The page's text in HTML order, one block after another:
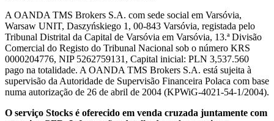
A OANDA TMS Brokers S.A. com sede social em Varsóvia,
Warsaw UNIT, Daszyńskiego 1, 00-843 Varsóvia, registada pelo
Tribunal Distrital da Capital de Varsóvia em Varsóvia, 13.ª Divisão
Comercial do Registo do Tribunal Nacional sob o número KRS
0000204776, NIP 5262759131, Capital inicial: PLN 3,537.560
pago na totalidade. A OANDA TMS Brokers S.A. está sujeita à
supervisão da Autoridade de Supervisão Financeira Polaca com base
numa autorização de 26 de abril de 2004 (KPWiG-4021-54-1/2004).
O serviço Stocks é oferecido em venda cruzada juntamente com